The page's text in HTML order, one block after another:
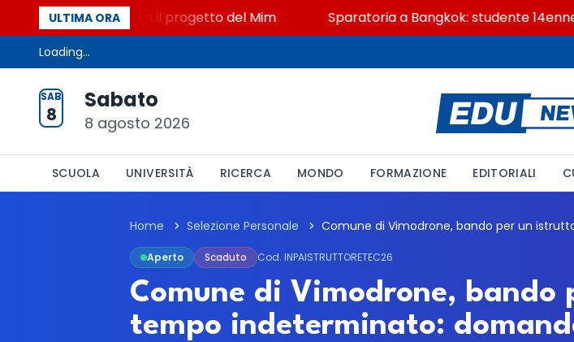
ULTIMA ORA
STEM a Lerici con il progetto del Mim Sparatoria a Bangkok: studente 14enne
Loading...
SAB
8
Sabato
8 agosto 2026
SCUOLA UNIVERSITÀ RICERCA MONDO FORMAZIONE EDITORIALI
Home Selezione Personale
Aperto Scaduto Cod. INPAISTRUTTORETEC26
Comune di Vimodrone,
tempo indeterminato: